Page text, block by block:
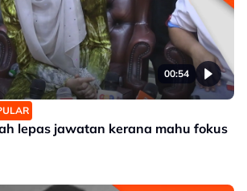
00:54
lepas jawatan kerana mahu fokus